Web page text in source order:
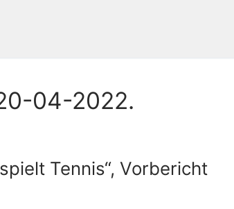
04-2022.
Tennis“, Vorbericht